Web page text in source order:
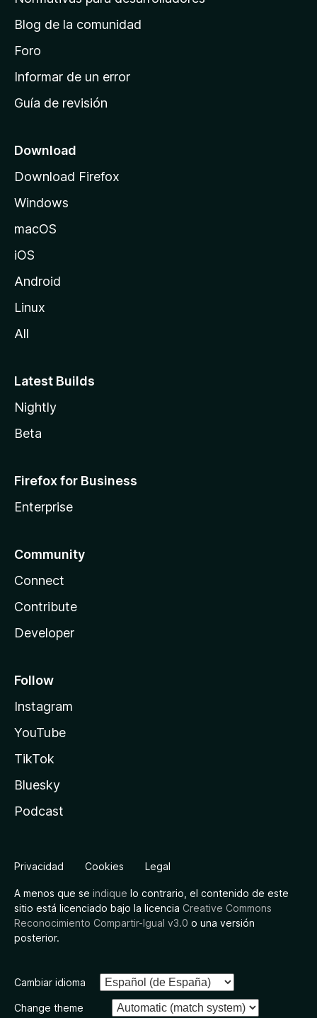
e
i
n
c
o
e
M
i
l
Blog de la comunidad
Foro
Informar de un error
Guía de revisión
Download
Download Firefox
Windows
macOS
iOS
Android
Linux
All
Latest Builds
Nightly
Beta
Firefox for Business
Enterprise
Community
Connect
Contribute
Developer
Follow
Instagram
YouTube
TikTok
Bluesky
Podcast
Privacidad Cookies Legal
A menos que se indique lo contrario, el contenido de este
sitio está licenciado bajo la licencia Creative Commons
Reconocimiento Compartir-Igual v3.0 o una versión
posterior.
Cambiar idioma
Change theme